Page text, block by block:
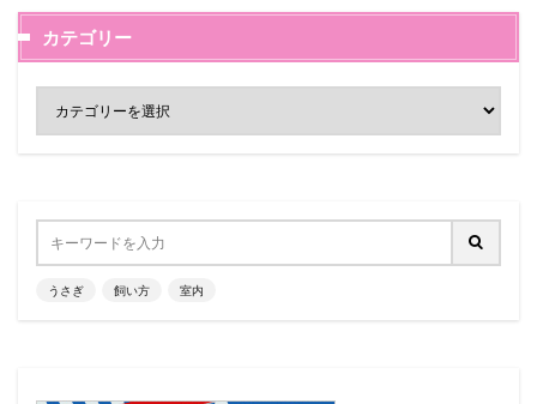
カテゴリー
うさぎ 飼い方 室内